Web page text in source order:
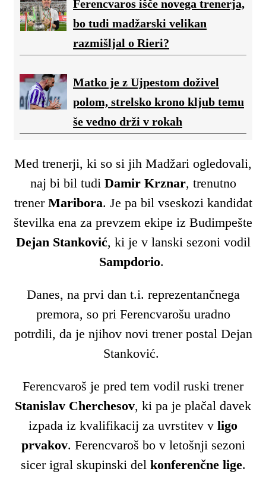
Ferencvaros išče novega trenerja,
bo tudi madžarski velikan
razmišljal o Rieri?
Matko je z Ujpestom doživel
polom, strelsko krono kljub temu
še vedno drži v rokah
Med trenerji, ki so si jih Madžari ogledovali,
naj bi bil tudi Damir Krznar, trenutno
trener Maribora. Je pa bil vseskozi kandidat
številka ena za prevzem ekipe iz Budimpešte
Dejan Stanković, ki je v lanski sezoni vodil
Sampdorio.
Danes, na prvi dan t.i. reprezentančnega
premora, so pri Ferencvarošu uradno
potrdili, da je njihov novi trener postal Dejan
Stanković.
Ferencvaroš je pred tem vodil ruski trener
Stanislav Cherchesov, ki pa je plačal davek
izpada iz kvalifikacij za uvrstitev v ligo
prvakov. Ferencvaroš bo v letošnji sezoni
sicer igral skupinski del konferenčne lige.